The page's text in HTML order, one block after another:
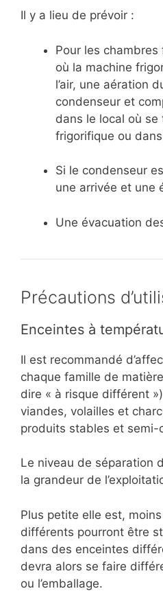
Il y a lieu de prévoir :
Pour les
où la machine
l’air, une aération
condenseur et
dans le local où
frigorifique ou
Si le condenseur
une arrivée et une
Une évacuation
Précautions
Enceintes à
Il est recommandé
chaque famille de
dire « à risque différent
viandes, volailles et
produits stables et semi-
Le niveau de séparation
la grandeur de
Plus petite elle est,
différents pourront être
dans des enceintes
devra alors se faire
ou l’emballage.